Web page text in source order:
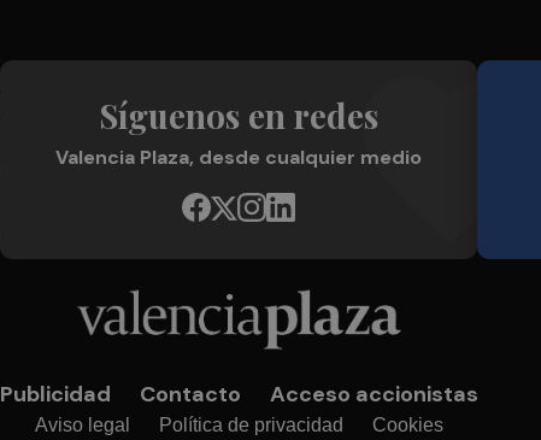
Síguenos en redes
Valencia Plaza, desde cualquier medio
Publicidad Contacto Acceso accionistas
Aviso legal Política de privacidad Cookies